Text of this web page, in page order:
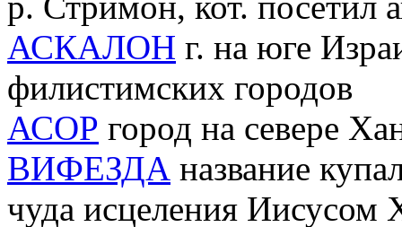
АСКАЛОН г. на юге
филистимских городов
АСОР город на севере
ВИФЕЗДА название
чуда исцеления Иисусом